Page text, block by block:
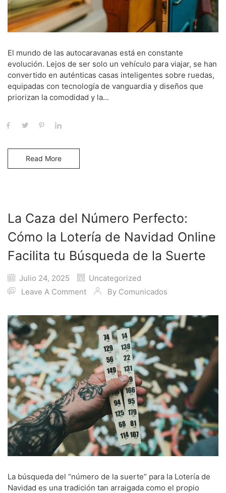
El mundo de las autocaravanas está en constante
evolución. Lejos de ser solo un vehículo para viajar, se han
convertido en auténticas casas inteligentes sobre ruedas,
equipadas con tecnología de vanguardia y diseños que
priorizan la comodidad y la...
Read More
La Caza del Número Perfecto:
Cómo la Lotería de Navidad Online
Facilita tu Búsqueda de la Suerte
Julio 24, 2025
Uncategorized
Leave A Comment
By Comunicados
La búsqueda del “número de la suerte” para la Lotería de
Navidad es una tradición tan arraigada como el propio